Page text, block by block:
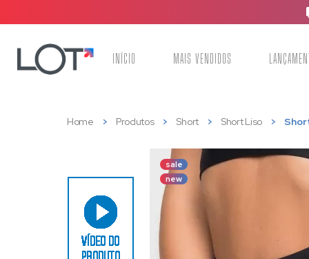
INÍCIO MAIS VENDIDOS
Home Produtos Short Short Liso
sale
new